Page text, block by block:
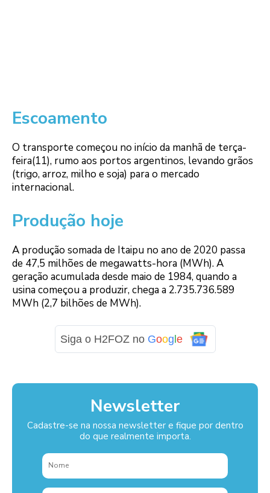
Escoamento
O transporte começou no início da manhã de terça-
feira(11), rumo aos portos argentinos, levando grãos
(trigo, arroz, milho e soja) para o mercado
internacional.
Produção hoje
A produção somada de Itaipu no ano de 2020 passa
de 47,5 milhões de megawatts-hora (MWh). A
geração acumulada desde maio de 1984, quando a
usina começou a produzir, chega a 2.735.736.589
MWh (2,7 bilhões de MWh).
Siga o H2FOZ no Goog e
Newsletter
Cadastre-se na nossa newsletter e fique por dentro
do que realmente importa.